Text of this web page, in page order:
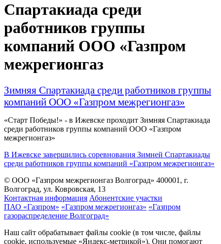
Спартакиада среди
работников группы
компаний ООО «Газпром
межрегионгаз
Зимняя Спартакиада среди работников группы
компаний ООО «Газпром межрегионгаз»
«Старт Победы!» - в Ижевске проходит Зимняя Спартакиада
среди работников группы компаний ООО «Газпром
межрегионгаз»
В Ижевске завершились соревнования Зимней Спартакиады
среди работников группы компаний «Газпром межрегионгаз»
© ООО «Газпром межрегионгаз Волгоград» 400001, г.
Волгоград, ул. Ковровская, 13
Контактная информация Абонентские участки
ПАО «Газпром» «Газпром межрегионгаз» «Газпром
газораспределение Волгоград»
Наш сайт обрабатывает файлы cookie (в том числе, файлы
cookie, используемые «Яндекс-метрикой»). Они помогают